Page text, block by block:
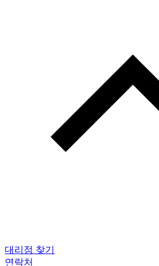
대리점 찾기
연락처